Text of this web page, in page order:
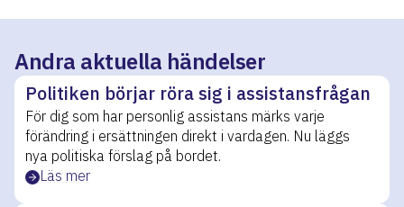
Andra aktuella händelser
Politiken börjar röra sig i assistansfrågan
För dig som har personlig assistans märks varje
förändring i ersättningen direkt i vardagen. Nu läggs
nya politiska förslag på bordet.
Läs mer